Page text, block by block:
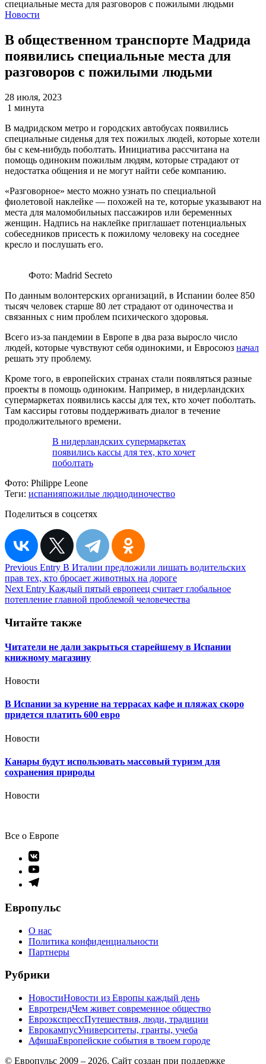
Новости
В общественном транспорте Мадрида
появились специальные места для
разговоров с пожилыми людьми
28 июля, 2023
1 минута
В мадридском метро и городских автобусах появились
специальные сиденья для тех пожилых людей, которые хотели
бы с кем-нибудь поболтать. Инициатива рассчитана на
помощь одиноким пожилым людям, которые страдают от
недостатка общения и не могут найти себе компанию.
«Разговорное» место можно узнать по специальной
фиолетовой наклейке — похожей на те, которые указывают на
места для маломобильных пассажиров или беременных
женщин. Надпись на наклейке приглашает потенциальных
собеседников присесть к пожилому человеку на соседнее
кресло и послушать его.
Фото: Madrid Secreto
По данным волонтерских организаций, в Испании более 850
тысяч человек старше 80 лет страдают от одиночества и
связанных с ним проблем психического здоровья.
Всего из-за пандемии в Европе в два раза выросло число
людей, которые чувствуют себя одинокими, и Евросоюз начал
решать эту проблему.
Кроме того, в европейских странах стали появляться разные
проекты в помощь одиноким. Например, в нидерландских
супермаркетах появились кассы для тех, кто хочет поболтать.
Там кассиры готовы поддерживать диалог в течение
продолжительного времени.
В нидерландских супермаркетах
появились кассы для тех, кто хочет
поболтать
Фото: Philippe Leone
Теги: испанияпожилые людиодиночество
Поделиться в соцсетях
Навигация
по
записям
Previous Entry В Италии предложили лишать водительских
прав тех, кто бросает животных на дороге
Next Entry Каждый пятый европеец считает глобальное
потепление главной проблемой человечества
Читайте также
Читатели не дали закрыться старейшему в Испании
книжному магазину
Новости
В Испании за курение на террасах кафе и пляжах скоро
придется платить 600 евро
Новости
Канары будут использовать массовый туризм для
сохранения природы
Новости
Все о Европе
Элемент
меню
Элемент
меню
Элемент
Европульс
О нас
Политика конфиденциальности
Партнеры
Рубрики
НовостиНовости из Европы каждый день
ЕвротрендЧем живет современное общество
ЕвроэкспрессПутешествия, люди, традиции
ЕврокампусУниверситеты, гранты, учеба
АфишаЕвропейские события в твоем городе
© Европульс 2009 – 2026. Сайт создан при поддержке